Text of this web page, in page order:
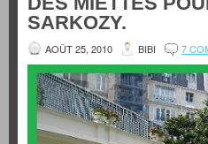
SARKOZY.
AOÛT 25, 2010 BIBI 7